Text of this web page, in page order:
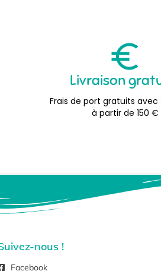
Livraison
Frais de port gratuits avec
à partir de 150 €
nous !
Facebook